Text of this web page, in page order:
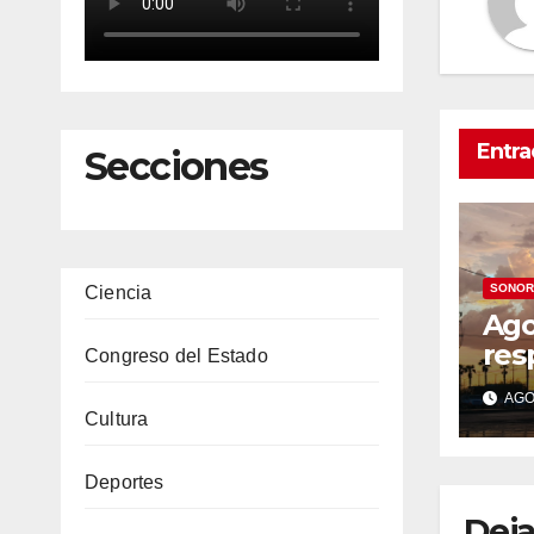
Secciones
Ciencia
Congreso del Estado
Cultura
Deportes